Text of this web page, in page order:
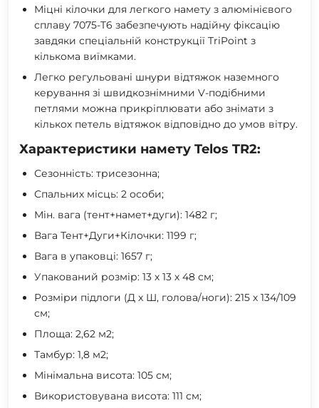
Міцні кілочки для легкого намету з алюмінієвого
сплаву 7075-T6 забезпечують надійну фіксацію
завдяки спеціальній конструкції TriPoint з
кількома виїмками.
Легко регульовані шнури відтяжок наземного
керування зі швидкознімними V-подібними
петлями можна прикріплювати або знімати з
кількох петель відтяжок відповідно до умов вітру.
Характеристики намету Telos TR2:
Сезонність: трисезонна;
Спальних місць: 2 особи;
Мін. вага (тент+намет+дуги): 1482 г;
Вага Тент+Дуги+Кілочки: 1199 г;
Вага в упаковці: 1657 г;
Упакований розмір: 13 х 13 х 48 см;
Розміри підлоги (Д x Ш, голова/ноги): 215 х 134/109
см;
Площа: 2,62 м2;
Тамбур: 1,8 м2;
Мінімальна висота: 105 см;
Використовувана висота: 111 см;